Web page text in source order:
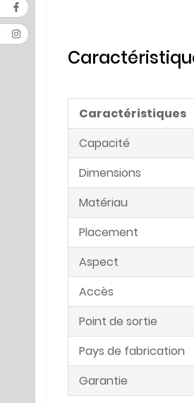
Caractéristiques
Capacité
Dimensions
Matériau
Placement
Aspect
Accès
Point de sortie
Pays de fabrication
Garantie